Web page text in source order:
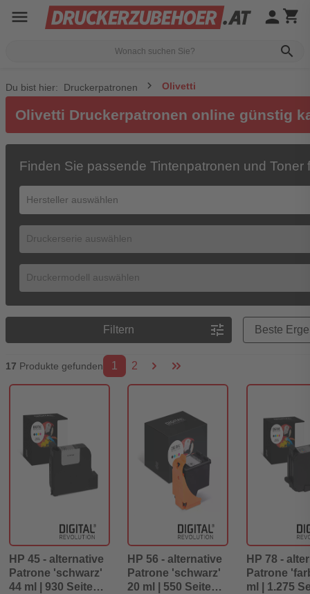
menu
search
person shopping_cart
Du bist hier: Druckerpatronen Olivetti
Olivetti Druckerpatronen online günstig
Finden Sie passende Tintenpatronen und Toner
Filtern tune
17 Produkte gefunden 1 2
HP 45 - alternative
Patrone 'schwarz'
44 ml | 930 Seiten -
HP 56 - alternative
Patrone 'schwarz'
20 ml | 550 Seiten -
HP 78 -
Patrone
ml | 1.275